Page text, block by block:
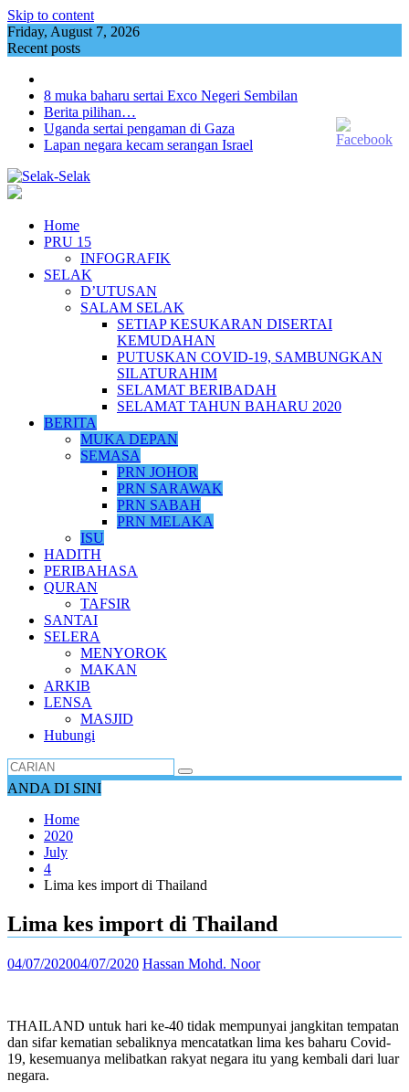
Skip to content
Friday, August 7, 2026
Recent posts
8 muka baharu sertai Exco Negeri Sembilan
Berita pilihan…
Uganda sertai pengaman di Gaza
Lapan negara kecam serangan Israel
Home
PRU 15
INFOGRAFIK
SELAK
D’UTUSAN
SALAM SELAK
SETIAP KESUKARAN DISERTAI
KEMUDAHAN
PUTUSKAN COVID-19, SAMBUNGKAN
SILATURAHIM
SELAMAT BERIBADAH
SELAMAT TAHUN BAHARU 2020
BERITA
MUKA DEPAN
SEMASA
PRN JOHOR
PRN SARAWAK
PRN SABAH
PRN MELAKA
ISU
HADITH
PERIBAHASA
QURAN
TAFSIR
SANTAI
SELERA
MENYOROK
MAKAN
ARKIB
LENSA
MASJID
Hubungi
ANDA DI SINI
Home
2020
July
4
Lima kes import di Thailand
Lima kes import di Thailand
04/07/202004/07/2020 Hassan Mohd. Noor
THAILAND untuk hari ke-40 tidak mempunyai jangkitan tempatan
dan sifar kematian sebaliknya mencatatkan lima kes baharu Covid-
19, kesemuanya melibatkan rakyat negara itu yang kembali dari luar
negara.